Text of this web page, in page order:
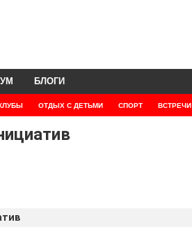
ОТДЫХ С ДЕТЬМИ СПОРТ ВСТРЕЧИ
БЛОГИ